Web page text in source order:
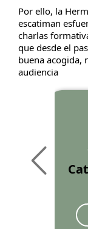
Por ello, la
escatiman
charlas
que desde el
buena acogida,
audiencia